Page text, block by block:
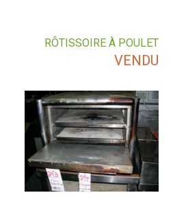
RÔTISSOIRE À POULET
VENDU